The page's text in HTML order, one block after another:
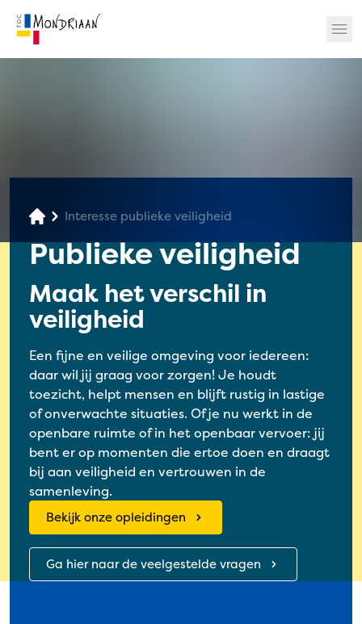
Interesse publieke veiligheid
Publieke veiligheid
Maak het verschil in
veiligheid
Een fijne en veilige omgeving voor iedereen:
daar wil jij graag voor zorgen! Je houdt
toezicht, helpt mensen en blijft rustig in lastige
of onverwachte situaties. Of je nu werkt in de
openbare ruimte of in het openbaar vervoer: jij
bent er op momenten die ertoe doen en draagt
bij aan veiligheid en vertrouwen in de
samenleving.
Bekijk onze opleidingen
Ga hier naar de veelgestelde vragen